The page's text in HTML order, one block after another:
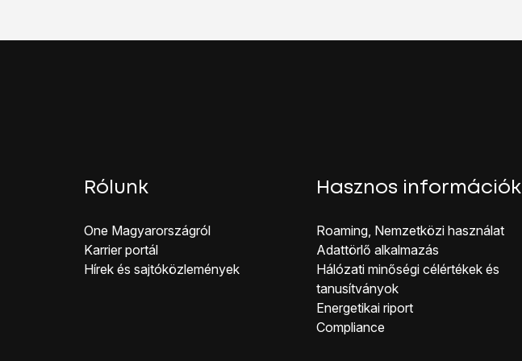
Rólunk
One Magyar országról
Karrier portál
Hírek és sajtóközlemények
Hasznos információk
Roaming, Nemzetközi használat
Adattörlő alkalmazás
Hálózati minőségi célérté kek és
tanusítványok
Energetikai riport
Co mpliance